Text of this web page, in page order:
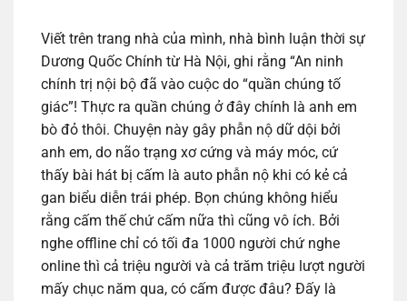
Viết trên trang nhà của mình, nhà bình luận thời sự
Dương Quốc Chính từ Hà Nội, ghi rằng “An ninh
chính trị nội bộ đã vào cuộc do “quần chúng tố
giác”! Thực ra quần chúng ở đây chính là anh em
bò đỏ thôi. Chuyện này gây phẫn nộ dữ dội bởi
anh em, do não trạng xơ cứng và máy móc, cứ
thấy bài hát bị cấm là auto phẫn nộ khi có kẻ cả
gan biểu diễn trái phép. Bọn chúng không hiểu
rằng cấm thế chứ cấm nữa thì cũng vô ích. Bởi
nghe offline chỉ có tối đa 1000 người chứ nghe
online thì cả triệu người và cả trăm triệu lượt người
mấy chục năm qua, có cấm được đâu? Đấy là